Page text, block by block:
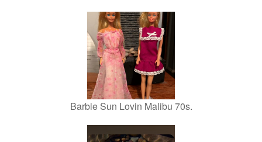
Barbie Sun Lovin Malibu 70s.